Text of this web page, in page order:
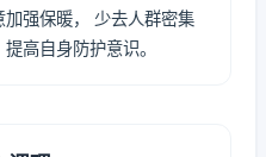
强保暖， 少去人群密集
高自身防护意识。